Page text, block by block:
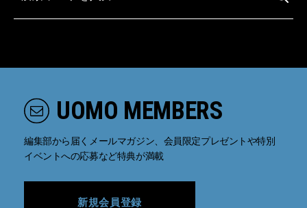
UOMO MEMBERS
編集部から届くメールマガジン、会員限定プレゼントや特別
イベントへの応募など特典が満載
新規会員登録